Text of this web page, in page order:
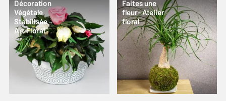
Décoration
Végétale
Stabilisée –
Art Floral
Faites une
fleur- Atelier
floral